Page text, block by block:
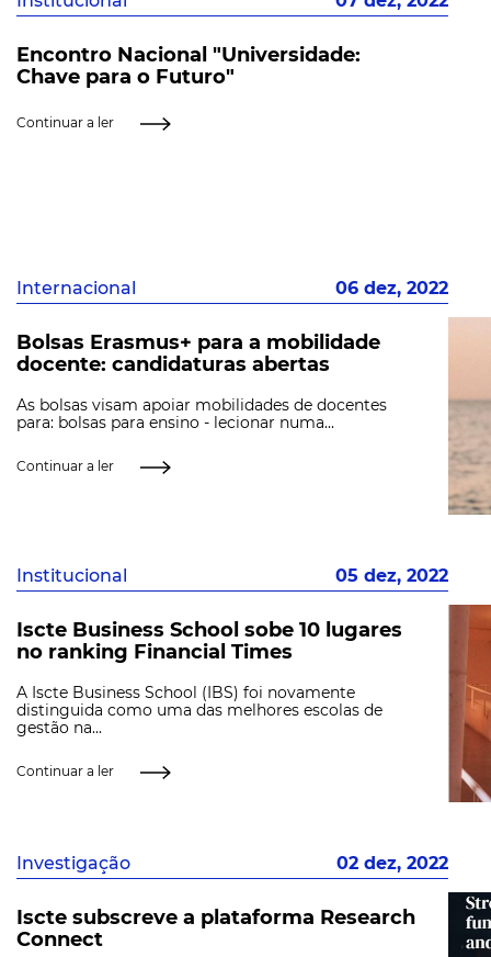
Encontro Nacional "Universidade:
Chave para o Futuro"
Continuar a ler
Internacional 06 dez, 2022
Bolsas Erasmus+ para a mobilidade
docente: candidaturas abertas
As bolsas visam apoiar mobilidades de docentes
para: bolsas para ensino - lecionar numa...
Continuar a ler
Institucional 05 dez, 2022
Iscte Business School sobe 10 lugares
no ranking Financial Times
A Iscte Business School (IBS) foi novamente
distinguida como uma das melhores escolas de
gestão na...
Continuar a ler
Investigação 02 dez, 2022
Iscte subscreve a plataforma Research
Connect